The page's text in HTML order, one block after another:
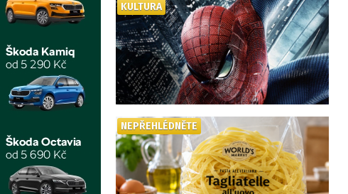
KULTURA
NEPŘEHLÉDNĚTE